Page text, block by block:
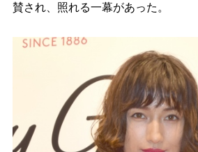
賛され、照れる一幕があった。